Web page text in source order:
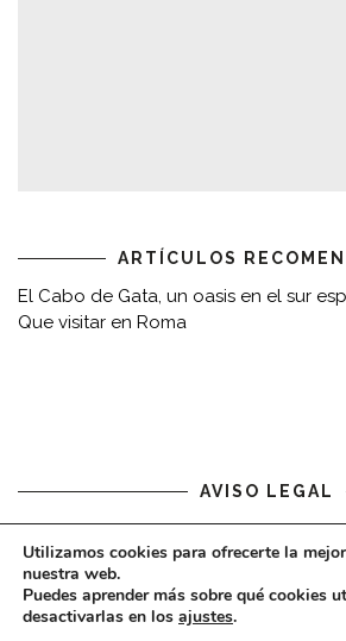
ARTÍCULOS
El Cabo de Gata, un oasis en el sur
Que visitar en Roma
AVISO LEGAL
Aviso legal
Utilizamos cookies para ofrecerte la
nuestra web.
Puedes aprender más sobre qué cookies
desactivarlas en los ajustes.